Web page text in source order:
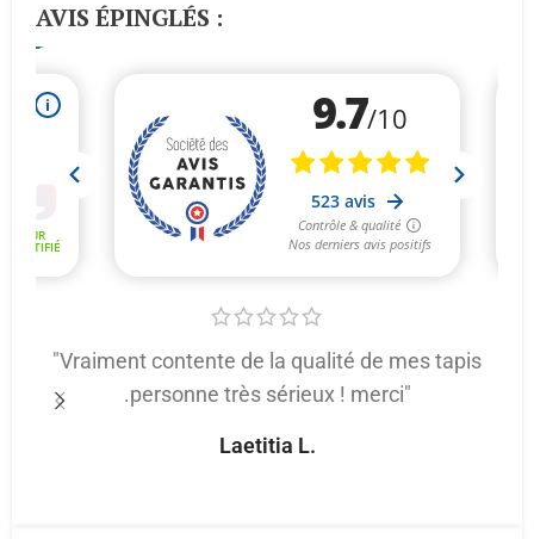
AVIS ÉPINGLÉS :
"Vraiment contente de la qualité de mes tapis
.personne très sérieux ! merci"
Laetitia L.